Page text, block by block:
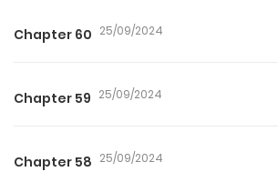
Chapter 60 25/09/2024
Chapter 59 25/09/2024
Chapter 58 25/09/2024